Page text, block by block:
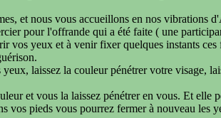
et nous vous accueillons en nos vibrations
pour l'offrande qui a été faite ( une
vos yeux et à venir fixer quelques instants
laissez la couleur pénétrer votre visage,
et vous la laissez pénétrer en vous. Et elle
vos pieds vous pourrez fermer à nouveau les